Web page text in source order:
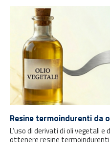
Resine termoindurenti da
L’uso di derivati di oli vegetali
ottenere resine termoindurenti